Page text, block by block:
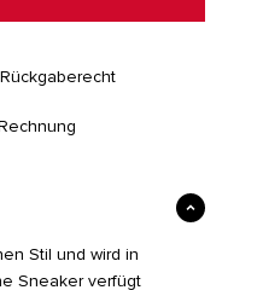
Stil und wird in
Sneaker verfügt